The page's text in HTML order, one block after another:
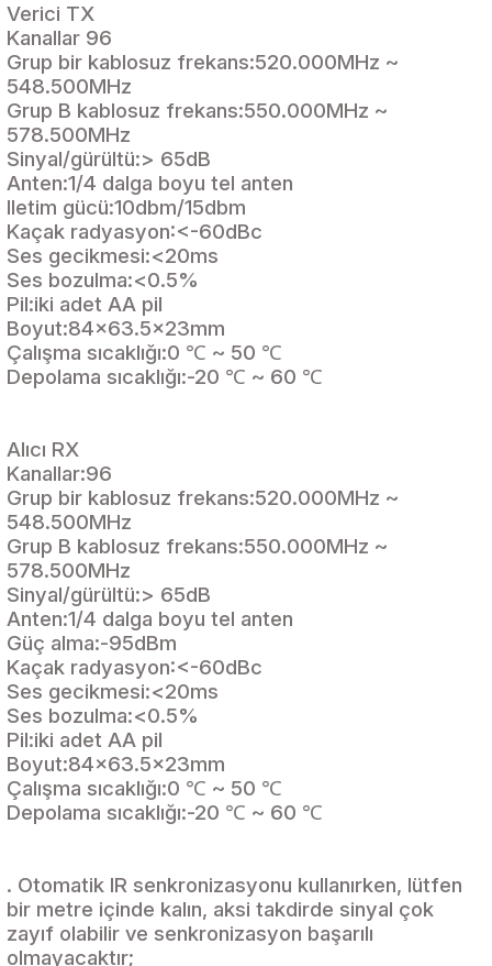
Verici TX
Kanallar 96
Grup bir kablosuz frekans:520.000MHz ~
548.500MHz
Grup B kablosuz frekans:550.000MHz ~
578.500MHz
Sinyal/gürültü:> 65dB
Anten:1/4 dalga boyu tel anten
Iletim gücü:10dbm/15dbm
Kaçak radyasyon:<-60dBc
Ses gecikmesi:<20ms
Ses bozulma:<0.5%
Pil:iki adet AA pil
Boyut:84x63.5x23mm
Çalışma sıcaklığı:0 ℃ ~ 50 ℃
Depolama sıcaklığı:-20 ℃ ~ 60 ℃
Alıcı RX
Kanallar:96
Grup bir kablosuz frekans:520.000MHz ~
548.500MHz
Grup B kablosuz frekans:550.000MHz ~
578.500MHz
Sinyal/gürültü:> 65dB
Anten:1/4 dalga boyu tel anten
Güç alma:-95dBm
Kaçak radyasyon:<-60dBc
Ses gecikmesi:<20ms
Ses bozulma:<0.5%
Pil:iki adet AA pil
Boyut:84x63.5x23mm
Çalışma sıcaklığı:0 ℃ ~ 50 ℃
Depolama sıcaklığı:-20 ℃ ~ 60 ℃
. Otomatik IR senkronizasyonu kullanırken, lütfen
bir metre içinde kalın, aksi takdirde sinyal çok
zayıf olabilir ve senkronizasyon başarılı
olmayacaktır;